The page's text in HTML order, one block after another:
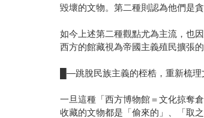
毀壞的文物。第二種則認為他們是
如今上述第二種觀點尤為主流，也
西方的館藏視為帝國主義殖民擴張
█—跳脫民族主義的桎梏，重新梳理
一旦這種「西方博物館＝文化掠奪
收藏的文物都是「偷來的」、「取